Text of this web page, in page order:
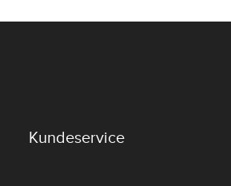
Kundeservice